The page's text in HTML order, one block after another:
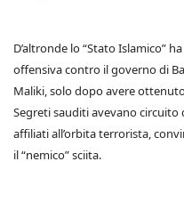
D’altronde lo “Stato Islamico”
offensiva contro il governo di
Maliki, solo dopo avere
Segreti sauditi avevano
affiliati all’orbita terrorista,
il “nemico” sciita.